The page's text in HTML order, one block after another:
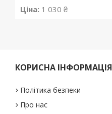
Ціна: 1 030 ₴
КОРИСНА ІНФОРМАЦІЯ
Політика безпеки
Про нас